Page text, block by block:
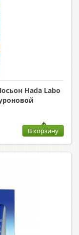
Hada Labo
В корзину